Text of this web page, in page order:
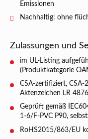
Emissionen
Nachhaltig: ohne
Zulassungen und
im UL-Listing
(Produktkategorie
CSA-zertifiziert, CSA-
Aktenzeichen LR
Geprüft gemäß
1-6/F-PVC P90,
RoHS2015/863/EU